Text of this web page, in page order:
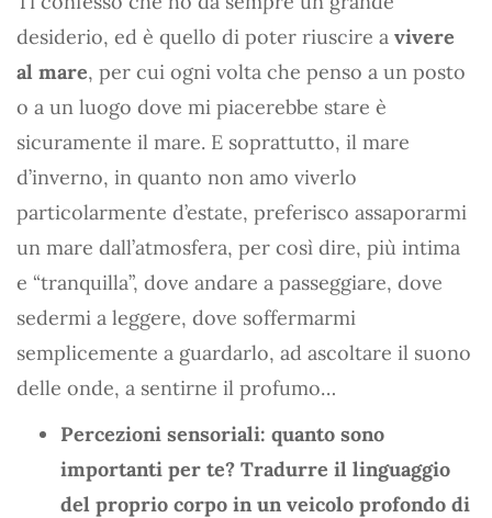
desiderio, ed è quello di poter riuscire a vivere
al mare, per cui ogni volta che penso a un posto
o a un luogo dove mi piacerebbe stare è
sicuramente il mare. E soprattutto, il mare
d’inverno, in quanto non amo viverlo
particolarmente d’estate, preferisco assaporarmi
un mare dall’atmosfera, per così dire, più intima
e “tranquilla”, dove andare a passeggiare, dove
sedermi a leggere, dove soffermarmi
semplicemente a guardarlo, ad ascoltare il suono
delle onde, a sentirne il profumo…
Percezioni sensoriali: quanto sono
importanti per te? Tradurre il linguaggio
del proprio corpo in un veicolo profondo di